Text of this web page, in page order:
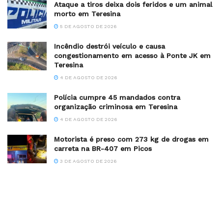
Ataque a tiros deixa dois feridos e um animal
morto em Teresina
5 DE AGOSTO DE 2026
Incêndio destrói veículo e causa
congestionamento em acesso à Ponte JK em
Teresina
4 DE AGOSTO DE 2026
Polícia cumpre 45 mandados contra
organização criminosa em Teresina
4 DE AGOSTO DE 2026
Motorista é preso com 273 kg de drogas em
carreta na BR-407 em Picos
3 DE AGOSTO DE 2026